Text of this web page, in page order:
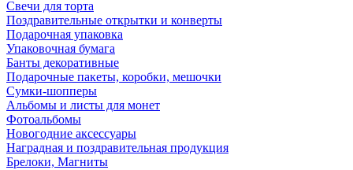
Свечи для торта
Поздравительные открытки и конверты
Подарочная упаковка
Упаковочная бумага
Банты декоративные
Подарочные пакеты, коробки, мешочки
Сумки-шопперы
Альбомы и листы для монет
Фотоальбомы
Новогодние аксессуары
Наградная и поздравительная продукция
Брелоки, Магниты